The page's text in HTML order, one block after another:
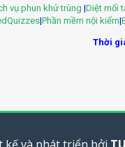
vụ phun khử trùng |Diệt mối
|Phần mềm nội kiểm|
Thời